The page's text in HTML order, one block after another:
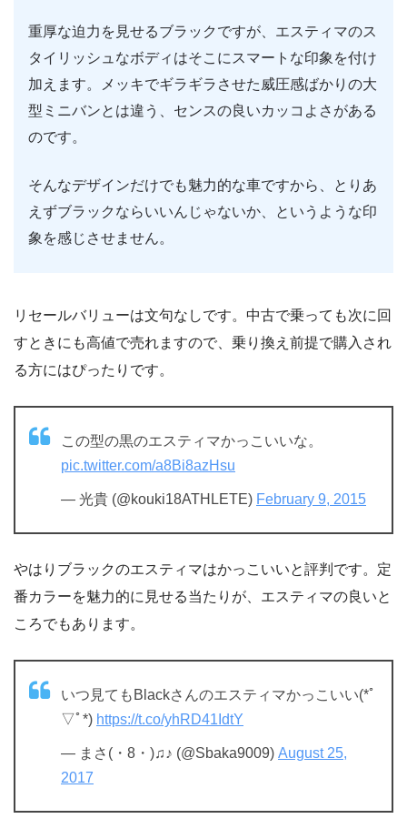
重厚な迫力を見せるブラックですが、エスティマのス
タイリッシュなボディはそこにスマートな印象を付け
加えます。メッキでギラギラさせた威圧感ばかりの大
型ミニバンとは違う、センスの良いカッコよさがある
のです。
そんなデザインだけでも魅力的な車ですから、とりあ
えずブラックならいいんじゃないか、というような印
象を感じさせません。
リセールバリューは文句なしです。中古で乗っても次に回
すときにも高値で売れますので、乗り換え前提で購入され
る方にはぴったりです。
この型の黒のエスティマかっこいいな。
pic.twitter.com/a8Bi8azHsu
— 光貴 (@kouki18ATHLETE) February 9, 2015
やはりブラックのエスティマはかっこいいと評判です。定
番カラーを魅力的に見せる当たりが、エスティマの良いと
ころでもあります。
いつ見てもBlackさんのエスティマかっこいい(*ﾟ
▽ﾟ*) https://t.co/yhRD41IdtY
— まさ(・8・)♫♪ (@Sbaka9009) August 25,
2017